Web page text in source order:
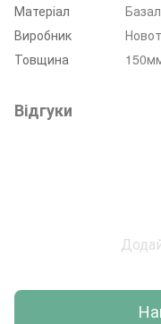
Матеріал
Виробник
Товщина
Відгуки